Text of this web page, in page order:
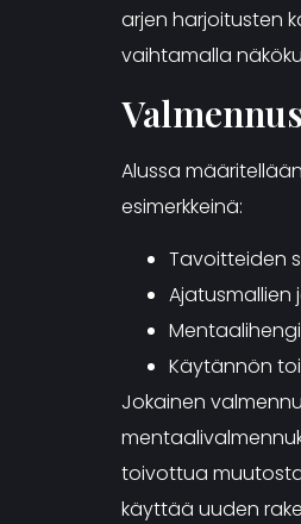
arjen harjoitusten
vaihtamalla
Alussa
esimerkkeinä:
Tavoitteiden
Ajatusmallien
Käytännön
Jokainen
toivottua
käyttää uuden